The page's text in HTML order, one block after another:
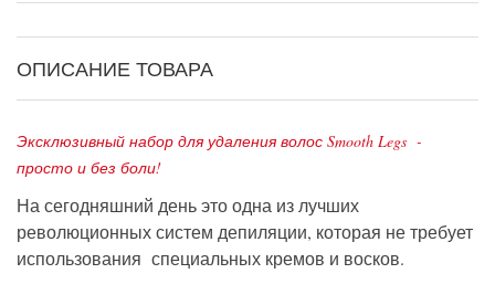
ОПИСАНИЕ ТОВАРА
Эксклюзивный набор для удаления волос Smooth Legs -
просто и без боли!
На сегодняшний день это одна из лучших
революционных систем депиляции, которая не требует
использования специальных кремов и восков.